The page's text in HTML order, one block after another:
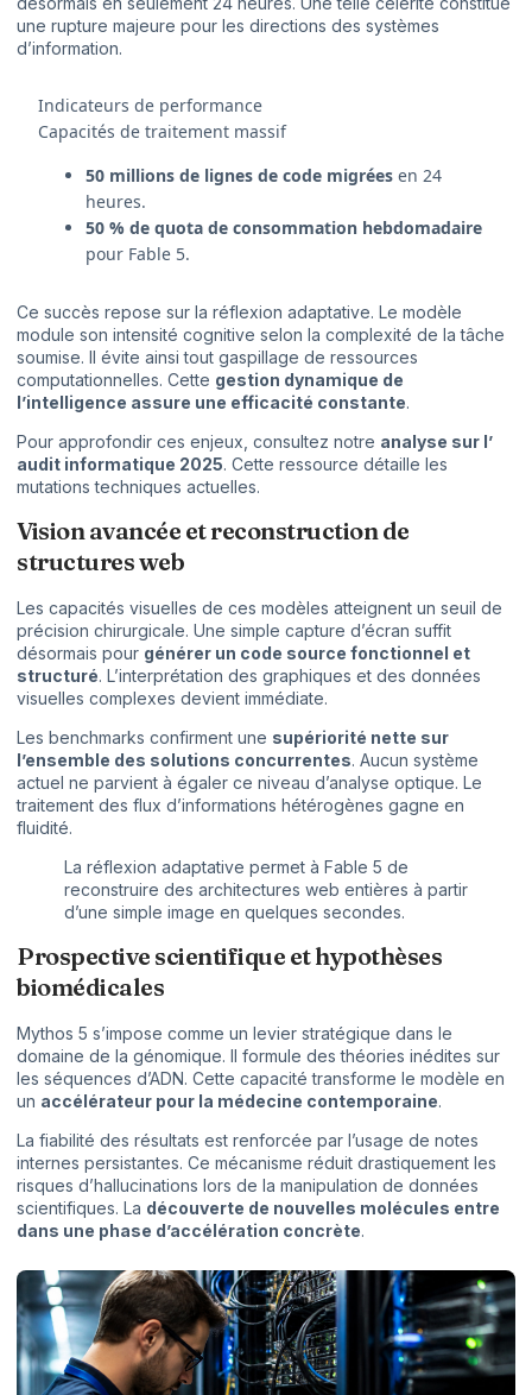
une rupture majeure pour les directions des systèmes
d’information.
Indicateurs de performance
Capacités de traitement massif
50 millions de lignes de code migréesen 24
heures.
50 % de quota de consommation hebdomadaire
pour Fable 5.
Ce succès repose sur la réflexion adaptative. Le modèle
module son intensité cognitive selon la complexité de la tâche
soumise. Il évite ainsi tout gaspillage de ressources
computationnelles. Cette gestion dynamique de
l’intelligence assure une efficacité constante.
Pour approfondir ces enjeux, consultez notre analyse sur l’
audit informatique 2025. Cette ressource détaille les
mutations techniques actuelles.
Vision avancée et reconstruction de
structures web
Les capacités visuelles de ces modèles atteignent un seuil de
précision chirurgicale. Une simple capture d’écran suffit
désormais pour générer un code source fonctionnel et
structuré. L’interprétation des graphiques et des données
visuelles complexes devient immédiate.
Les benchmarks confirment une supériorité nette sur
l’ensemble des solutions concurrentes. Aucun système
actuel ne parvient à égaler ce niveau d’analyse optique. Le
traitement des flux d’informations hétérogènes gagne en
fluidité.
La réflexion adaptative permet à Fable 5 de
reconstruire des architectures web entières à partir
d’une simple image en quelques secondes.
Prospective scientifique et hypothèses
biomédicales
Mythos 5 s’impose comme un levier stratégique dans le
domaine de la génomique. Il formule des théories inédites sur
les séquences d’ADN. Cette capacité transforme le modèle en
un accélérateur pour la médecine contemporaine.
La fiabilité des résultats est renforcée par l’usage de notes
internes persistantes. Ce mécanisme réduit drastiquement les
risques d’hallucinations lors de la manipulation de données
scientifiques. La découverte de nouvelles molécules entre
dans une phase d’accélération concrète.